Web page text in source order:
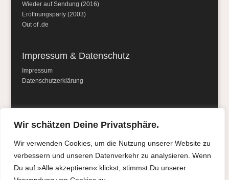
Wir schätzen Deine Privatsphäre.
Wir verwenden Cookies, um die Nutzung unserer Website zu
verbessern und unseren Datenverkehr zu analysieren. Wenn
Du auf »Alle akzeptieren« klickst, stimmst Du unserer
Wieder auf Sendung (2016)
Eröffnungsparty (2003)
Out of .de
Impressum & Datenschutz
Impressum
Datenschutzerklärung